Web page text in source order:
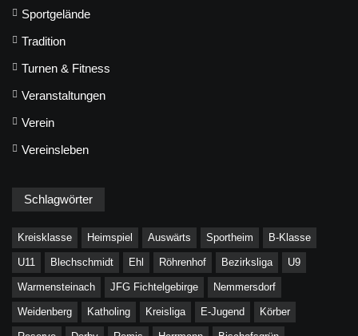
Sportgelände
Tradition
Turnen & Fitness
Veranstaltungen
Verein
Vereinsleben
Schlagwörter
Kreisklasse Heimspiel Auswärts Sportheim B-Klasse
U11 Blechschmidt Ehl Röhrenhof Bezirksliga U9
Warmensteinach JFG Fichtelgebirge Nemmersdorf
Weidenberg Katholing Kreisliga E-Jugend Körber